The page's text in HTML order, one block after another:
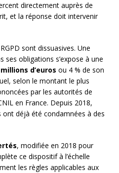
directement auprès de
et la réponse doit intervenir
sont dissuasives. Une
ses obligations s’expose à une
d’euros ou 4 % de son
selon le montant le plus
par les autorités de
en France. Depuis 2018,
ont déjà été condamnées à des
, modifiée en 2018 pour
ce dispositif à l’échelle
les règles applicables aux